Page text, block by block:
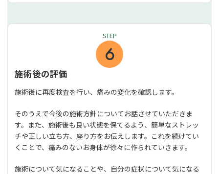
STEP
施術後の評価
施術後に再度検査を行い、痛みの変化を確認します。
そのうえで今後の施術方針についてお話させていただきま
す。また、施術後も良い状態を保てるよう、簡単なストレッ
チや正しい立ち方、座り方をお伝えします。これを続けてい
くことで、痛みのないお身体が徐々に作られていきます。
施術について気になることや、自分の症状について気になる